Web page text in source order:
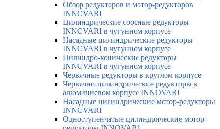
Обзор редукторов и мотор-редукторов
INNOVARI
Цилиндрические соосные редукторы
INNOVARI в чугунном корпусе
Насадные цилиндрические редукторы
INNOVARI в чугунном корпусе
Цилиндро-конические редукторы
INNOVARI в чугунном корпусе
Червячные редукторы в круглом корпусе
Червячно-цилиндрические редукторы в
алюминиевом корпусе INNOVARI
Насадные цилиндрические мотор-редукторы
INNOVARI
Одноступенчатые цилиндрические мотор-